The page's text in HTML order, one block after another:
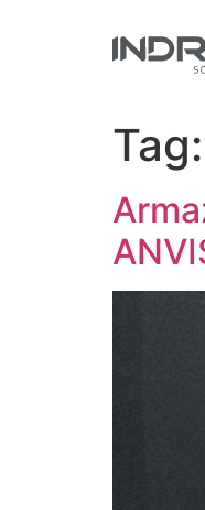
Tag: